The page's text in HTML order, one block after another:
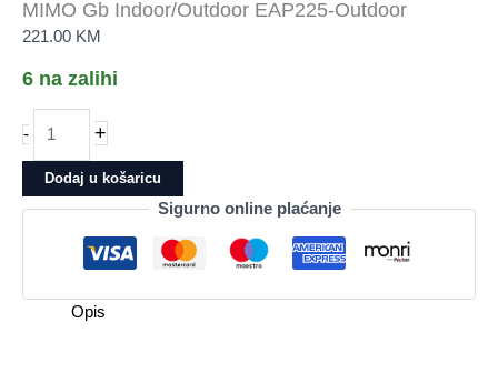
MIMO Gb Indoor/Outdoor EAP225-Outdoor
221.00 KM
6 na zalihi
-
Point
Omada
TP
AC1200
MU-
+
Dodaj u košaricu
Sigurno online plaćanje
Opis